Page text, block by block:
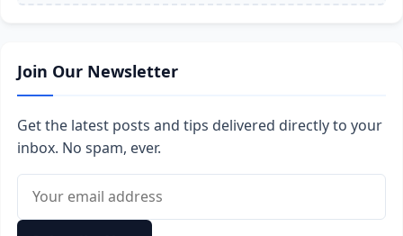
Join Our Newsletter
Get the latest posts and tips delivered directly to your
inbox. No spam, ever.